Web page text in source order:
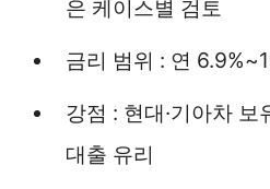
은 케이스별 검토
금리 범위 : 연
강점 : 현대·기아차
대출 유리